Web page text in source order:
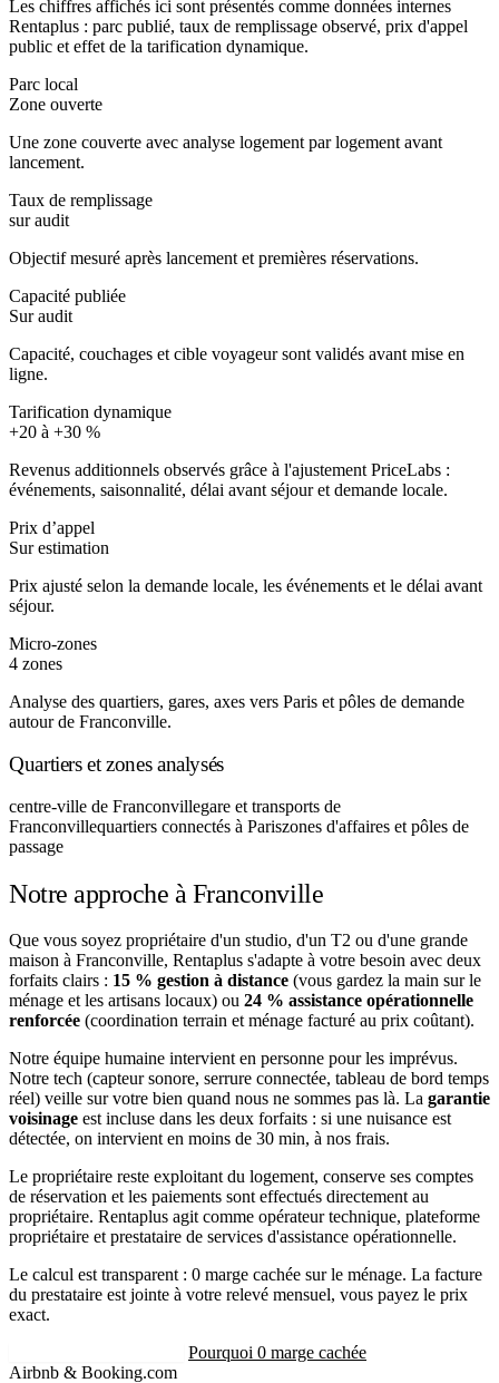
Les chiffres affichés ici sont présentés comme données internes
Rentaplus : parc publié, taux de remplissage observé, prix d'appel
public et effet de la tarification dynamique.
Parc local
Zone ouverte
Une zone couverte avec analyse logement par logement avant
lancement.
Taux de remplissage
sur audit
Objectif mesuré après lancement et premières réservations.
Capacité publiée
Sur audit
Capacité, couchages et cible voyageur sont validés avant mise en
ligne.
Tarification dynamique
+20 à +30 %
Revenus additionnels observés grâce à l'ajustement PriceLabs :
événements, saisonnalité, délai avant séjour et demande locale.
Prix d’appel
Sur estimation
Prix ajusté selon la demande locale, les événements et le délai avant
séjour.
Micro-zones
4 zones
Analyse des quartiers, gares, axes vers Paris et pôles de demande
autour de Franconville.
Quartiers et zones analysés
centre-ville de Franconvillegare et transports de
Franconvillequartiers connectés à Pariszones d'affaires et pôles de
passage
Notre approche à Franconville
Que vous soyez propriétaire d'un studio, d'un T2 ou d'une grande
maison à Franconville, Rentaplus s'adapte à votre besoin avec deux
forfaits clairs : 15 % gestion à distance (vous gardez la main sur le
ménage et les artisans locaux) ou 24 % assistance opérationnelle
renforcée (coordination terrain et ménage facturé au prix coûtant).
Notre équipe humaine intervient en personne pour les imprévus.
Notre tech (capteur sonore, serrure connectée, tableau de bord temps
réel) veille sur votre bien quand nous ne sommes pas là. La garantie
voisinage est incluse dans les deux forfaits : si une nuisance est
détectée, on intervient en moins de 30 min, à nos frais.
Le propriétaire reste exploitant du logement, conserve ses comptes
de réservation et les paiements sont effectués directement au
propriétaire. Rentaplus agit comme opérateur technique, plateforme
propriétaire et prestataire de services d'assistance opérationnelle.
Le calcul est transparent : 0 marge cachée sur le ménage. La facture
du prestataire est jointe à votre relevé mensuel, vous payez le prix
exact.
Pourquoi 0 marge cachée
Airbnb & Booking.com